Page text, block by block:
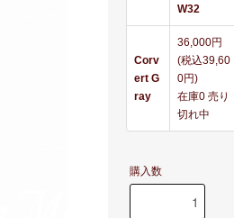
W32
Corv
ert G
ray
36,000円
(税込39,60
0円)
在庫0 売り
切れ中
購入数